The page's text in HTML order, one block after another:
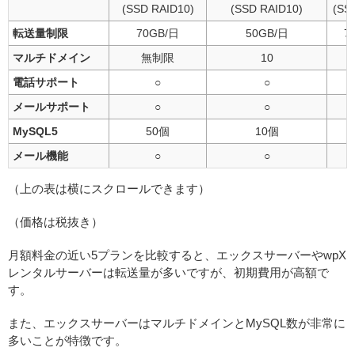
(SSD RAID10)
(SSD RAID10)
転送量制限
70GB/日 50GB/日
マルチドメイン
無制限
10
電話サポート
○
○
メールサポート
○
○
MySQL5
50個
10個
メール機能
○ ○
（上の表は横にスクロールできます）
（価格は税抜き）
月額料金の近い5プランを比較すると、エックスサーバーやwpX
レンタルサーバーは転送量が多いですが、初期費用が高額で
す。
また、エックスサーバーはマルチドメインとMySQL数が非常に
多いことが特徴です。